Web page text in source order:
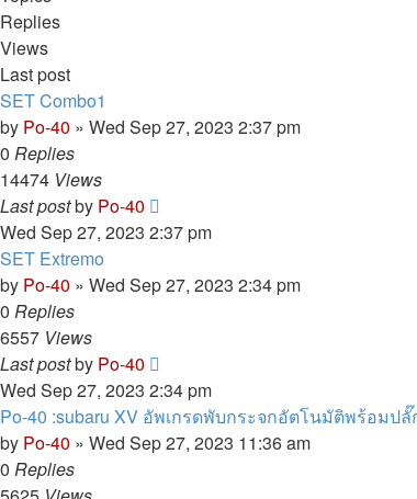
Replies
Views
Last post
SET Combo1
by Po-40 » Wed Sep 27, 2023 2:37 pm
0 Replies
14474 Views
Last postby Po-40
Wed Sep 27, 2023 2:37 pm
SET Extremo
by Po-40 » Wed Sep 27, 2023 2:34 pm
0 Replies
6557 Views
Last postby Po-40
Wed Sep 27, 2023 2:34 pm
Po-40 :subaru XV อัพเกรดพับกระจกอัตโนมัติพร้อมปลั๊
by Po-40 » Wed Sep 27, 2023 11:36 am
0 Replies